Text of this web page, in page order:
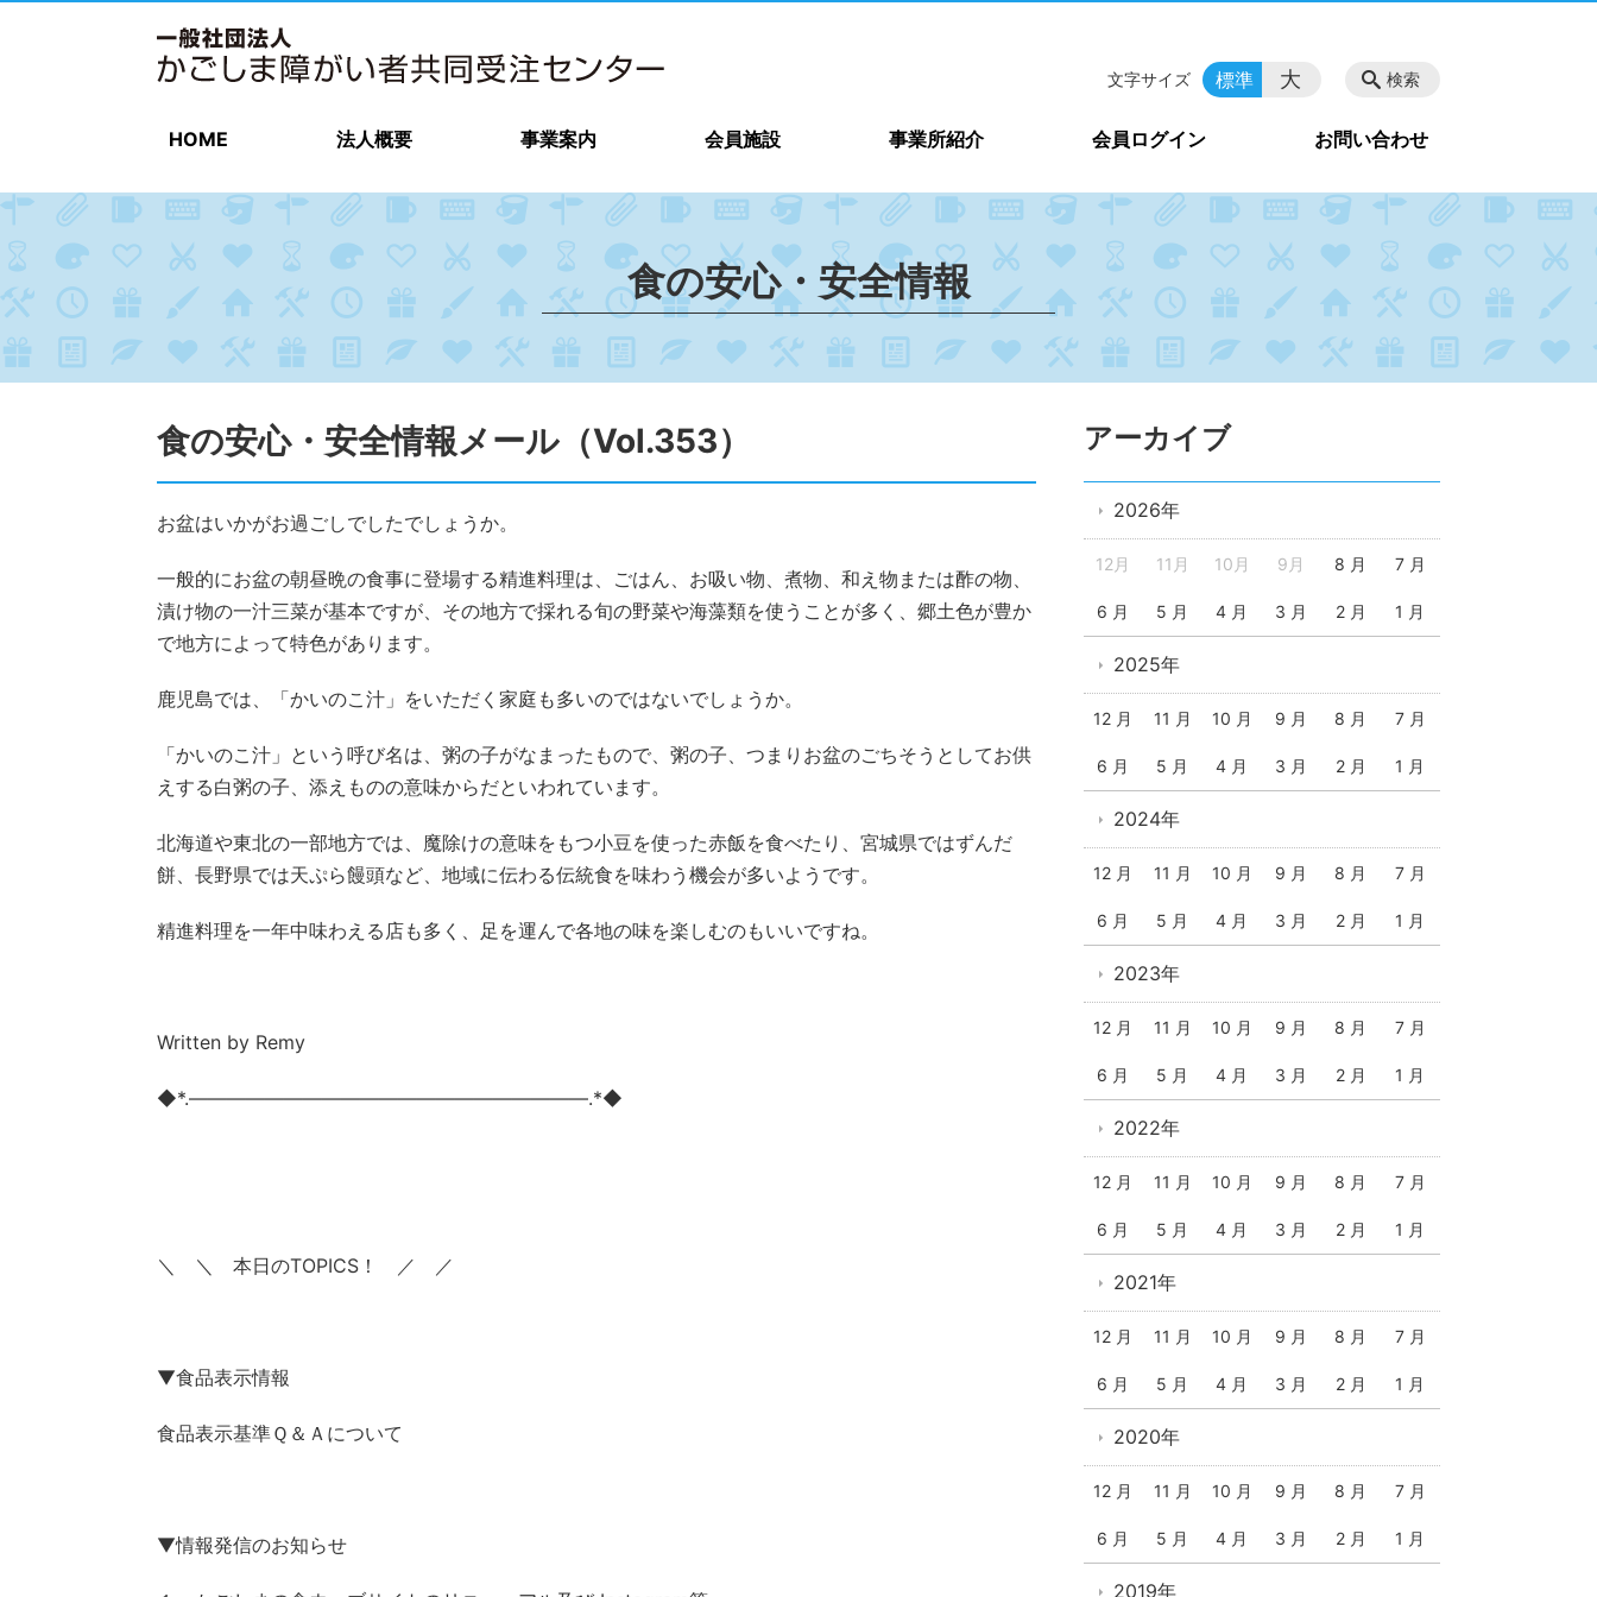
HOME 法人概要 事業案内 会員施設 事業所紹介 会員ログイン お問い合わせ
検索
文字サイズ 標準 大
食の安心・安全情報
食の安心・安全情報メール（Vol.353）
お盆はいかがお過ごしでしたでしょうか。
一般的にお盆の朝昼晩の食事に登場する精進料理は、ごはん、お吸い物、煮物、和え物または酢の物、
漬け物の一汁三菜が基本ですが、その地方で採れる旬の野菜や海藻類を使うことが多く、郷土色が豊か
で地方によって特色があります。
鹿児島では、「かいのこ汁」をいただく家庭も多いのではないでしょうか。
「かいのこ汁」という呼び名は、粥の子がなまったもので、粥の子、つまりお盆のごちそうとしてお供
えする白粥の子、添えものの意味からだといわれています。
北海道や東北の一部地方では、魔除けの意味をもつ小豆を使った赤飯を食べたり、宮城県ではずんだ
餅、長野県では天ぷら饅頭など、地域に伝わる伝統食を味わう機会が多いようです。
精進料理を一年中味わえる店も多く、足を運んで各地の味を楽しむのもいいですね。
Written by Remy
◆*.―――――――――――――――――――――.*◆
＼ ＼ 本日のTOPICS！ ／ ／
▼食品表示情報
食品表示基準Ｑ＆Ａについて
▼情報発信のお知らせ
アーカイブ
2026年
12月 11月 10月 9月 8 月 7 月
6 月 5 月 4 月 3 月 2 月 1 月
2025年
12 月 11 月 10 月 9 月 8 月 7 月
6 月 5 月 4 月 3 月 2 月 1 月
2024年
12 月 11 月 10 月 9 月 8 月 7 月
6 月 5 月 4 月 3 月 2 月 1 月
2023年
12 月 11 月 10 月 9 月 8 月 7 月
6 月 5 月 4 月 3 月 2 月 1 月
2022年
12 月 11 月 10 月 9 月 8 月 7 月
6 月 5 月 4 月 3 月 2 月 1 月
2021年
12 月 11 月 10 月 9 月 8 月 7 月
6 月 5 月 4 月 3 月 2 月 1 月
2020年
12 月 11 月 10 月 9 月 8 月 7 月
6 月 5 月 4 月 3 月 2 月 1 月
2019年